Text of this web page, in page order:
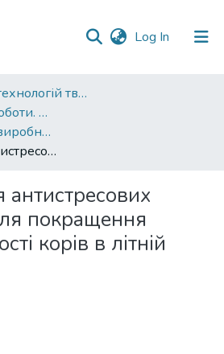
Log In (current)
Факультет технологій тваринництва та продовольства
Кваліфікаційні роботи. Факультет технологій тваринництва та продовольства
204 "Технологія виробництва і переробки продукції тваринництва"
Застосування антистресових препаратів для покращення запліднюваності корів в літній період
антистресових
покращення
корів в літній